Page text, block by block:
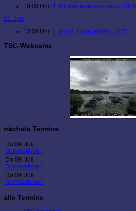
19:00 Uhr 4. Mitgliederversammlung 2025
21. Juni
13:00 Uhr 2. und 3. Clubwettfahrt 2025
TSC-Webcams
nächste Termine
Do 09. Juli
Sommerferien
Do 09. Juli
Sommerferien
Do 09. Juli
Sommerferien
alle Termine